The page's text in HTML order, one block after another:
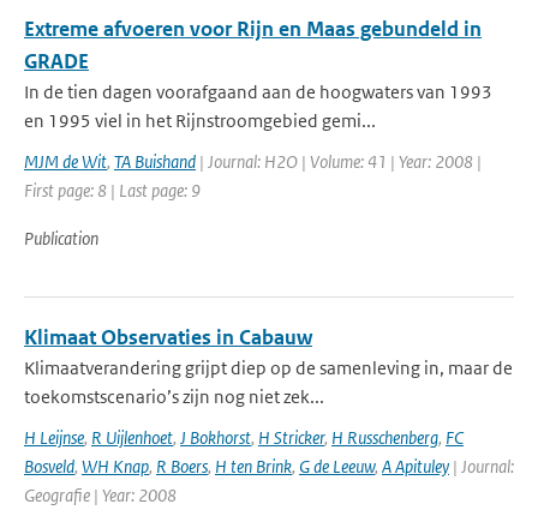
Extreme afvoeren voor Rijn en Maas gebundeld in
GRADE
In de tien dagen voorafgaand aan de hoogwaters van 1993
en 1995 viel in het Rijnstroomgebied gemi...
MJM de Wit, TA Buishand | Journal: H2O | Volume: 41 | Year: 2008 |
First page: 8 | Last page: 9
Publication
Klimaat Observaties in Cabauw
Klimaatverandering grijpt diep op de samenleving in, maar de
toekomstscenario’s zijn nog niet zek...
H Leijnse, R Uijlenhoet, J Bokhorst, H Stricker, H Russchenberg, FC
Bosveld, WH Knap, R Boers, H ten Brink, G de Leeuw, A Apituley | Journal:
Geografie | Year: 2008